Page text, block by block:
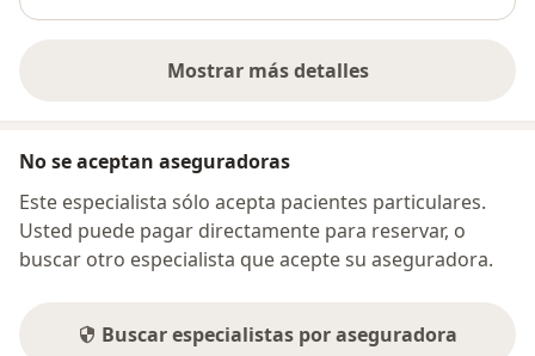
Mostrar más detalles
sobre la dirección
No se aceptan aseguradoras
Este especialista sólo acepta pacientes particulares.
Usted puede pagar directamente para reservar, o
buscar otro especialista que acepte su aseguradora.
Buscar especialistas por aseguradora